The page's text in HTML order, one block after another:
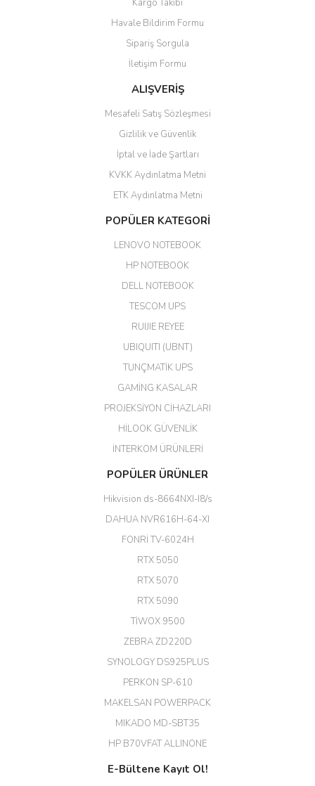
ile 24 izlenmektedir diye küçük
bir tabela olsa daha hoş
hızlı güvenli bir alışveriş oldu
Yalçın Kaya | 20/06/2026
ahmet yiğit | 29/04/2026
Aldığım ürün kapalı kutu teslim
edildi. Teşekkür ederim.
GÜRKAN KETHÜDAOĞLU |
Her şey için teşekkür ederim çok
Erdal Cingöz | 07/02/2026
Başarılı. Bu vasıfta bir ürünü bu
kadar uygun fiyata bulabilmek
büyük şans. Güvenliticaret
(HIKVISION DS-3E0326P-E/M(B)
EROL ÇAKMAK | 26/12/2025
Diğer yorumları göster
Kargo Takibi
Havale Bildirim Formu
Sipariş Sorgula
İletişim Formu
ALIŞVERİŞ
Mesafeli Satış Sözleşmesi
Gizlilik ve Güvenlik
İptal ve İade Şartları
KVKK Aydınlatma Metni
ETK Aydınlatma Metni
POPÜLER KATEGORİ
LENOVO NOTEBOOK
HP NOTEBOOK
DELL NOTEBOOK
TESCOM UPS
RUIJIE REYEE
UBIQUITI (UBNT)
TUNÇMATİK UPS
GAMİNG KASALAR
PROJEKSİYON CİHAZLARI
HİLOOK GÜVENLİK
İNTERKOM ÜRÜNLERİ
POPÜLER ÜRÜNLER
Hikvision ds-8664NXI-I8/s
DAHUA NVR616H-64-XI
FONRİ TV-6024H
RTX 5050
RTX 5070
RTX 5090
TİWOX 9500
ZEBRA ZD220D
SYNOLOGY DS925PLUS
PERKON SP-610
MAKELSAN POWERPACK
MIKADO MD-SBT35
HP B70VFAT ALLINONE
E-Bültene Kayıt Ol!